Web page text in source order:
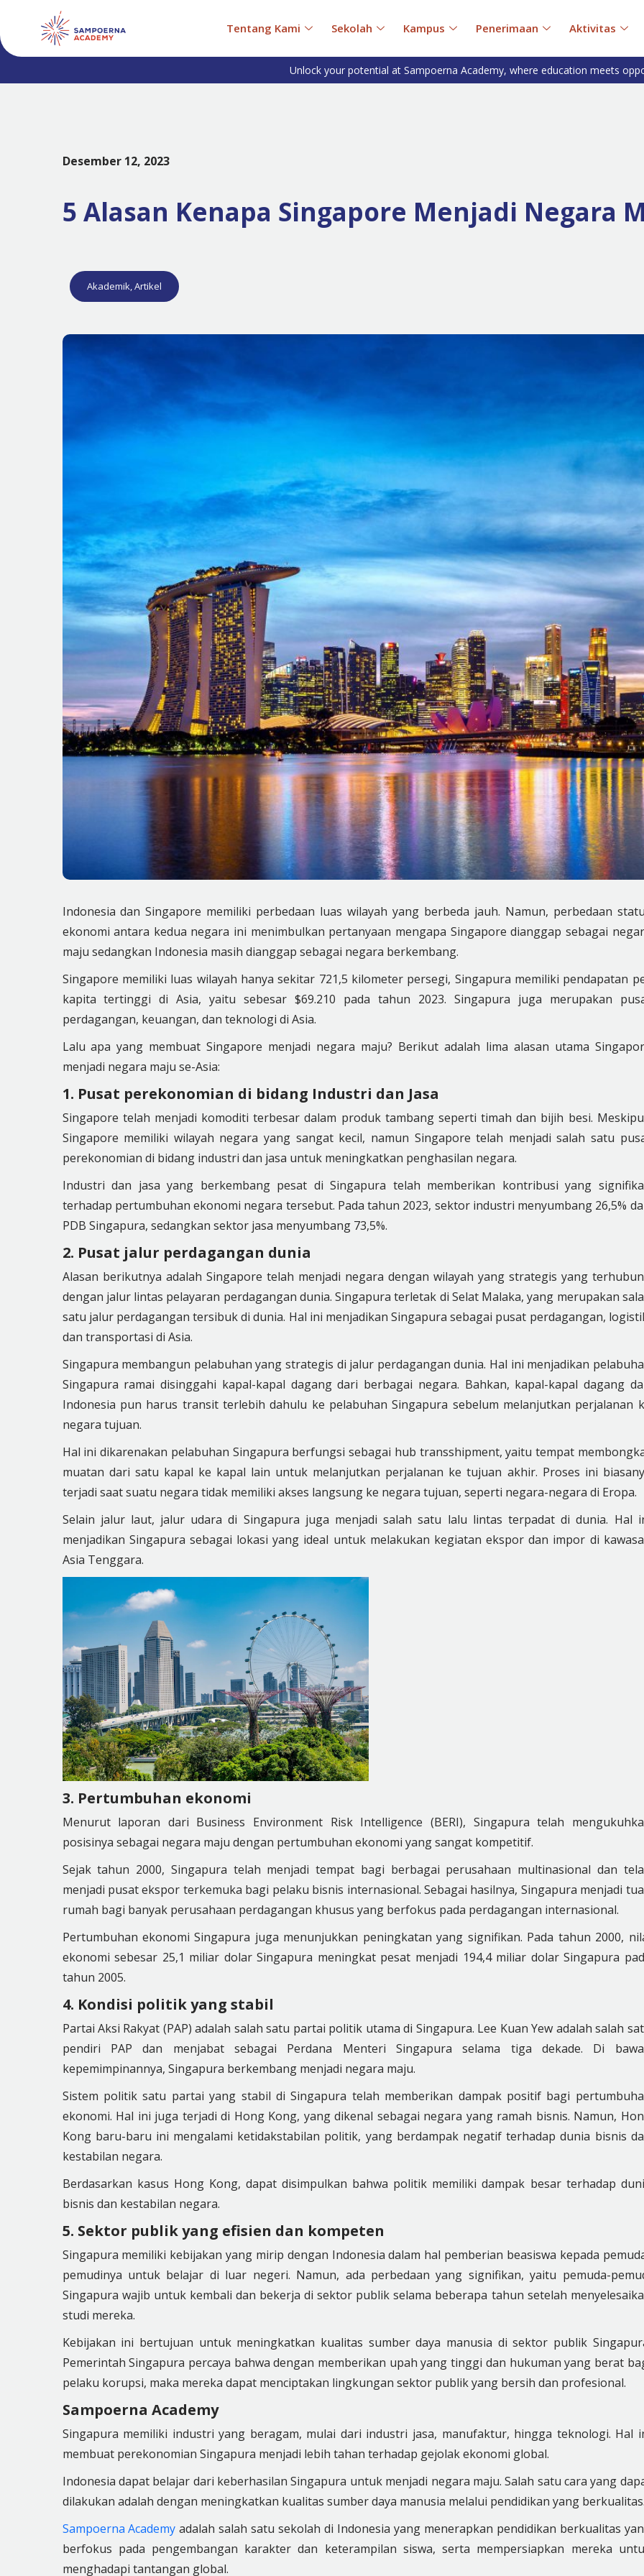
Tentang Kami Sekolah Kampus Penerimaan Aktivitas
Unlock your potential at Sampoerna Academy, where education meets
Desember 12, 2023
5 Alasan Kenapa Singapore Menjadi Negara
Akademik,Artikel
Indonesia dan Singapore memiliki perbedaan luas wilayah yang berbeda jauh. Namun, perbedaan
ekonomi antara kedua negara ini menimbulkan pertanyaan mengapa Singapore dianggap sebagai
maju sedangkan Indonesia masih dianggap sebagai negara berkembang.
Singapore memiliki luas wilayah hanya sekitar 721,5 kilometer persegi, Singapura memiliki pendapatan
kapita tertinggi di Asia, yaitu sebesar $69.210 pada tahun 2023. Singapura juga merupakan
perdagangan, keuangan, dan teknologi di Asia.
Lalu apa yang membuat Singapore menjadi negara maju? Berikut adalah lima alasan utama
menjadi negara maju se-Asia:
1. Pusat perekonomian di bidang Industri dan Jasa
Singapore telah menjadi komoditi terbesar dalam produk tambang seperti timah dan bijih besi.
Singapore memiliki wilayah negara yang sangat kecil, namun Singapore telah menjadi salah satu
perekonomian di bidang industri dan jasa untuk meningkatkan penghasilan negara.
Industri dan jasa yang berkembang pesat di Singapura telah memberikan kontribusi yang
terhadap pertumbuhan ekonomi negara tersebut. Pada tahun 2023, sektor industri menyumbang 26,5%
PDB Singapura, sedangkan sektor jasa menyumbang 73,5%.
2. Pusat jalur perdagangan dunia
Alasan berikutnya adalah Singapore telah menjadi negara dengan wilayah yang strategis yang
dengan jalur lintas pelayaran perdagangan dunia. Singapura terletak di Selat Malaka, yang merupakan
satu jalur perdagangan tersibuk di dunia. Hal ini menjadikan Singapura sebagai pusat perdagangan,
dan transportasi di Asia.
Singapura membangun pelabuhan yang strategis di jalur perdagangan dunia. Hal ini menjadikan
Singapura ramai disinggahi kapal-kapal dagang dari berbagai negara. Bahkan, kapal-kapal dagang
Indonesia pun harus transit terlebih dahulu ke pelabuhan Singapura sebelum melanjutkan perjalanan
negara tujuan.
Hal ini dikarenakan pelabuhan Singapura berfungsi sebagai hub transshipment, yaitu tempat
muatan dari satu kapal ke kapal lain untuk melanjutkan perjalanan ke tujuan akhir. Proses ini
terjadi saat suatu negara tidak memiliki akses langsung ke negara tujuan, seperti negara-negara di Eropa.
Selain jalur laut, jalur udara di Singapura juga menjadi salah satu lalu lintas terpadat di dunia. Hal
menjadikan Singapura sebagai lokasi yang ideal untuk melakukan kegiatan ekspor dan impor di
Asia Tenggara.
3. Pertumbuhan ekonomi
Menurut laporan dari Business Environment Risk Intelligence (BERI), Singapura telah
posisinya sebagai negara maju dengan pertumbuhan ekonomi yang sangat kompetitif.
Sejak tahun 2000, Singapura telah menjadi tempat bagi berbagai perusahaan multinasional dan
menjadi pusat ekspor terkemuka bagi pelaku bisnis internasional. Sebagai hasilnya, Singapura menjadi
rumah bagi banyak perusahaan perdagangan khusus yang berfokus pada perdagangan internasional.
Pertumbuhan ekonomi Singapura juga menunjukkan peningkatan yang signifikan. Pada tahun 2000,
ekonomi sebesar 25,1 miliar dolar Singapura meningkat pesat menjadi 194,4 miliar dolar Singapura
tahun 2005.
4. Kondisi politik yang stabil
Partai Aksi Rakyat (PAP) adalah salah satu partai politik utama di Singapura. Lee Kuan Yew adalah salah
pendiri PAP dan menjabat sebagai Perdana Menteri Singapura selama tiga dekade. Di
kepemimpinannya, Singapura berkembang menjadi negara maju.
Sistem politik satu partai yang stabil di Singapura telah memberikan dampak positif bagi
ekonomi. Hal ini juga terjadi di Hong Kong, yang dikenal sebagai negara yang ramah bisnis. Namun,
Kong baru-baru ini mengalami ketidakstabilan politik, yang berdampak negatif terhadap dunia bisnis
kestabilan negara.
Berdasarkan kasus Hong Kong, dapat disimpulkan bahwa politik memiliki dampak besar terhadap
bisnis dan kestabilan negara.
5. Sektor publik yang efisien dan kompeten
Singapura memiliki kebijakan yang mirip dengan Indonesia dalam hal pemberian beasiswa kepada
pemudinya untuk belajar di luar negeri. Namun, ada perbedaan yang signifikan, yaitu pemuda-
Singapura wajib untuk kembali dan bekerja di sektor publik selama beberapa tahun setelah
studi mereka.
Kebijakan ini bertujuan untuk meningkatkan kualitas sumber daya manusia di sektor publik
Pemerintah Singapura percaya bahwa dengan memberikan upah yang tinggi dan hukuman yang berat
pelaku korupsi, maka mereka dapat menciptakan lingkungan sektor publik yang bersih dan profesional.
Sampoerna Academy
Singapura memiliki industri yang beragam, mulai dari industri jasa, manufaktur, hingga teknologi. Hal
membuat perekonomian Singapura menjadi lebih tahan terhadap gejolak ekonomi global.
Indonesia dapat belajar dari keberhasilan Singapura untuk menjadi negara maju. Salah satu cara yang
dilakukan adalah dengan meningkatkan kualitas sumber daya manusia melalui pendidikan yang berkualitas.
Sampoerna Academy adalah salah satu sekolah di Indonesia yang menerapkan pendidikan berkualitas
berfokus pada pengembangan karakter dan keterampilan siswa, serta mempersiapkan mereka
menghadapi tantangan global.